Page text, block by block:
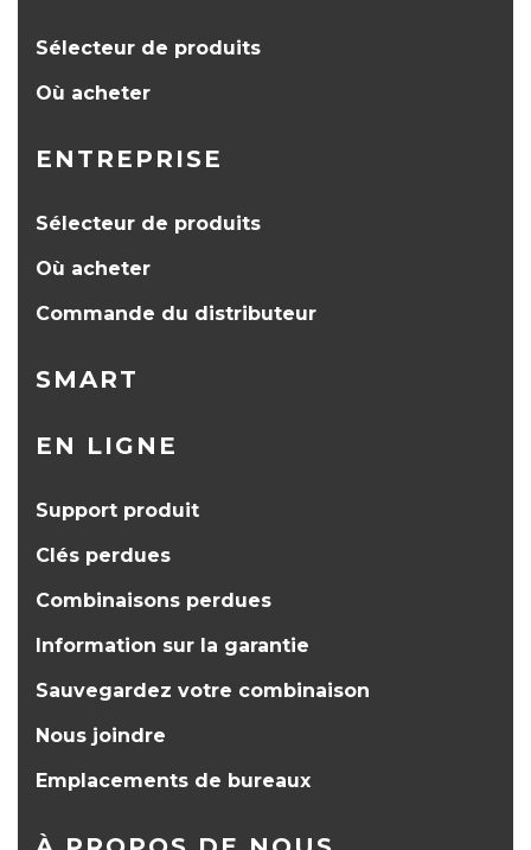
Sélecteur de produits
Où acheter
ENTREPRISE
Sélecteur de produits
Où acheter
Commande du distributeur
SMART
EN LIGNE
Support produit
Clés perdues
Combinaisons perdues
Information sur la garantie
Sauvegardez votre combinaison
Nous joindre
Emplacements de bureaux